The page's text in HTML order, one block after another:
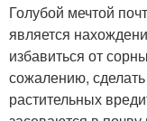
Голубой мечтой
является
избавиться от
сожалению,
растительных